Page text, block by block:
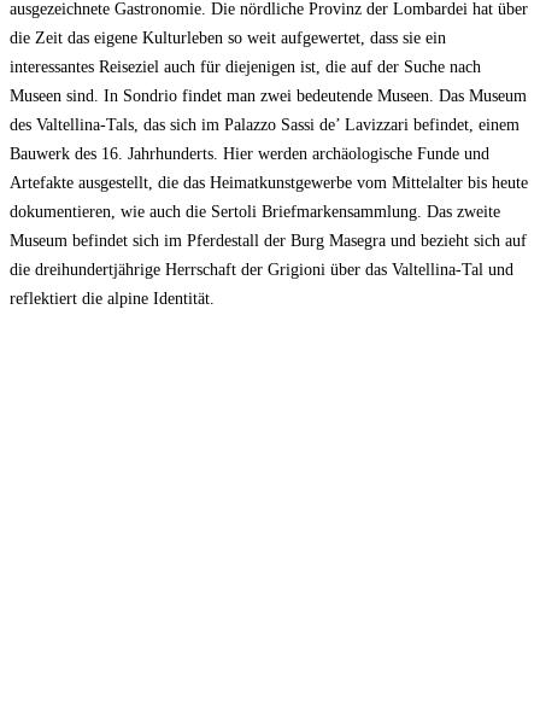
ausgezeichnete Gastronomie. Die nördliche Provinz der Lombardei hat über
die Zeit das eigene Kulturleben so weit aufgewertet, dass sie ein
interessantes Reiseziel auch für diejenigen ist, die auf der Suche nach
Museen sind. In Sondrio findet man zwei bedeutende Museen. Das Museum
des Valtellina-Tals, das sich im Palazzo Sassi de’ Lavizzari befindet, einem
Bauwerk des 16. Jahrhunderts. Hier werden archäologische Funde und
Artefakte ausgestellt, die das Heimatkunstgewerbe vom Mittelalter bis heute
dokumentieren, wie auch die Sertoli Briefmarkensammlung. Das zweite
Museum befindet sich im Pferdestall der Burg Masegra und bezieht sich auf
die dreihundertjährige Herrschaft der Grigioni über das Valtellina-Tal und
reflektiert die alpine Identität.